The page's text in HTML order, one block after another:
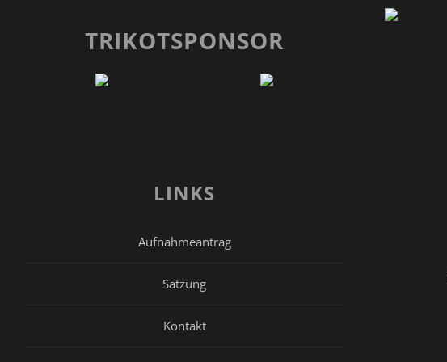
TRIKOTSPONSOR
LINKS
Aufnahmeantrag
Satzung
Kontakt